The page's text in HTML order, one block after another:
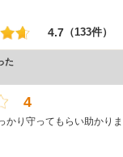
4.7 （133件）
た
4
かり守ってもらい助かりま